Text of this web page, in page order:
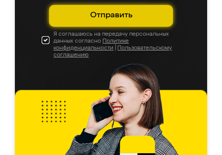
Отправить
Я соглашаюсь на передачу персональных
данных согласно Политике
конфиденциальности
Пользовательскому
соглашению